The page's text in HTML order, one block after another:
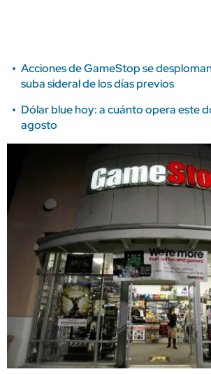
Acciones de GameStop se
suba sideral de los días previos
Dólar blue hoy: a cuánto opera este
agosto